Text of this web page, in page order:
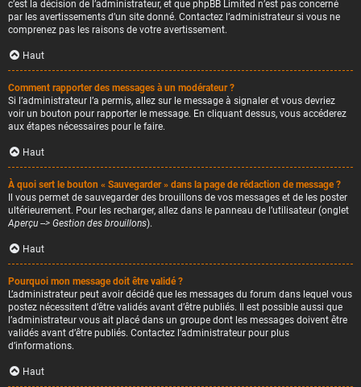
c’est la décision de l’administrateur, et que phpBB Limited n’est pas concerné
par les avertissements d’un site donné. Contactez l’administrateur si vous ne
comprenez pas les raisons de votre avertissement.
Haut
Comment rapporter des messages à un modérateur ?
Si l’administrateur l’a permis, allez sur le message à signaler et vous devriez
voir un bouton pour rapporter le message. En cliquant dessus, vous accéderez
aux étapes nécessaires pour le faire.
Haut
À quoi sert le bouton « Sauvegarder » dans la page de rédaction de message ?
Il vous permet de sauvegarder des brouillons de vos messages et de les poster
ultérieurement. Pour les recharger, allez dans le panneau de l’utilisateur (onglet
Aperçu --> Gestion des brouillons).
Haut
Pourquoi mon message doit être validé ?
L’administrateur peut avoir décidé que les messages du forum dans lequel vous
postez nécessitent d’être validés avant d’être publiés. Il est possible aussi que
l’administrateur vous ait placé dans un groupe dont les messages doivent être
validés avant d’être publiés. Contactez l’administrateur pour plus
d’informations.
Haut